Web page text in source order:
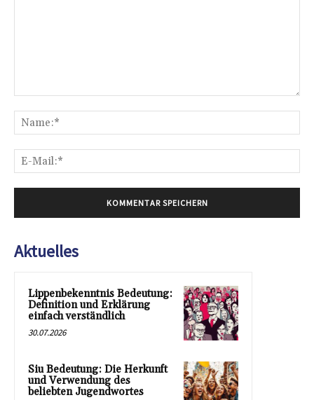
Aktuelles
Lippenbekenntnis Bedeutung:
Definition und Erklärung
einfach verständlich
30.07.2026
Siu Bedeutung: Die Herkunft
und Verwendung des
beliebten Jugendwortes